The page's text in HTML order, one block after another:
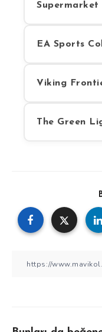
Supermarket
EA Sports
Viking
The Green